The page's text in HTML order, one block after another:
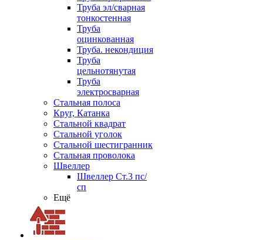
Труба эл/сварная
тонкостенная
Труба
оцинкованная
Труба. некондиция
Труба
цельнотянутая
Труба
электросварная
Стальная полоса
Круг, Катанка
Стальной квадрат
Стальной уголок
Стальной шестигранник
Стальная проволока
Швеллер
Швеллер Ст.3 пс/
сп
Ещё